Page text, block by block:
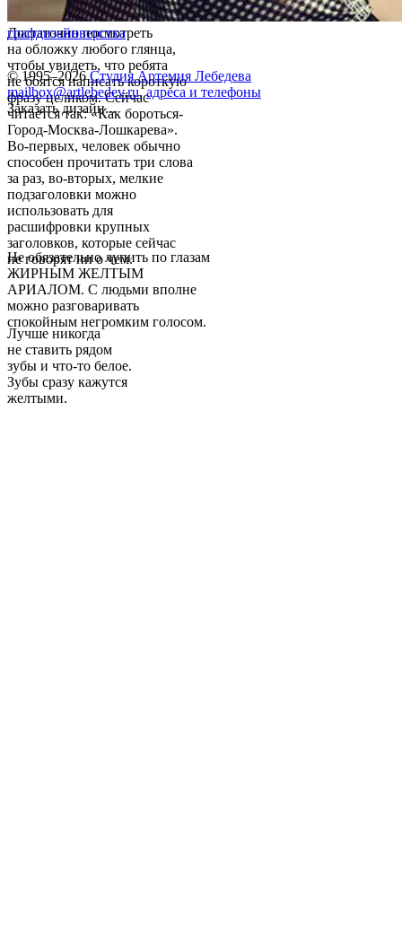
Достаточно посмотреть
на обложку любого глянца,
чтобы увидеть, что ребята
не боятся написать короткую
фразу целиком. Сейчас
читается так: «Как бороться-
Город-Москва-Лошкарева».
Во-первых, человек обычно
способен прочитать три слова
за раз, во-вторых, мелкие
подзаголовки можно
использовать для
расшифровки крупных
заголовков, которые сейчас
не говорят ни о чем.
Не обязательно лупить по глазам
ЖИРНЫМ ЖЕЛТЫМ
АРИАЛОМ. С людьми вполне
можно разговаривать
спокойным негромким голосом.
Лучше никогда
не ставить рядом
зубы и что-то белое.
Зубы сразу кажутся
желтыми.
графдизайнверстка
© 1995–2026 Студия Артемия Лебедева
mailbox@artlebedev.ru, адреса и телефоны
Заказать дизайн...